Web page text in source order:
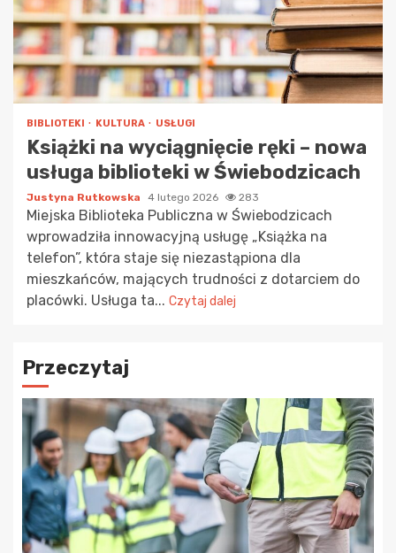
BIBLIOTEKI KULTURA USŁUGI
Książki na wyciągnięcie ręki – nowa
usługa biblioteki w Świebodzicach
Justyna Rutkowska 4 lutego 2026 283
Miejska Biblioteka Publiczna w Świebodzicach
wprowadziła innowacyjną usługę „Książka na
telefon”, która staje się niezastąpiona dla
mieszkańców, mających trudności z dotarciem do
placówki. Usługa ta... Czytaj dalej
Przeczytaj